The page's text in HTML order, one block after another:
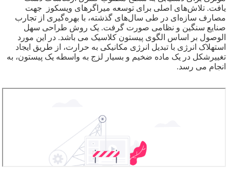
یافت. تلاش‌های اصلی برای توسعه میراگرهای ویسکوز جهت
مصارف سازه‌ای در طی سال‌های گذشته، با بهره‌گیری از تجارب
صنایع سنگین و نظامی صورت گرفت. یک روش طراحی سهل
الوصول بر اساس الگوی پیستون کلاسیک می‌ باشد. در این مورد
استهلاک انرژی با تبدیل انرژی مکانیکی به حرارت، از طریق ایجاد
تغییرشکل در یک ماده ضخیم و بسیار لزج به واسطه یک پیستون، به
انجام می‌ رسد.